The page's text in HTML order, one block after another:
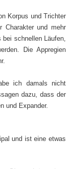
Korpus und Trichter
Charakter und mehr
schnellen Läufen,
Die Appregien
ich damals nicht
dazu, dass der
und Expander.
und ist eine etwas